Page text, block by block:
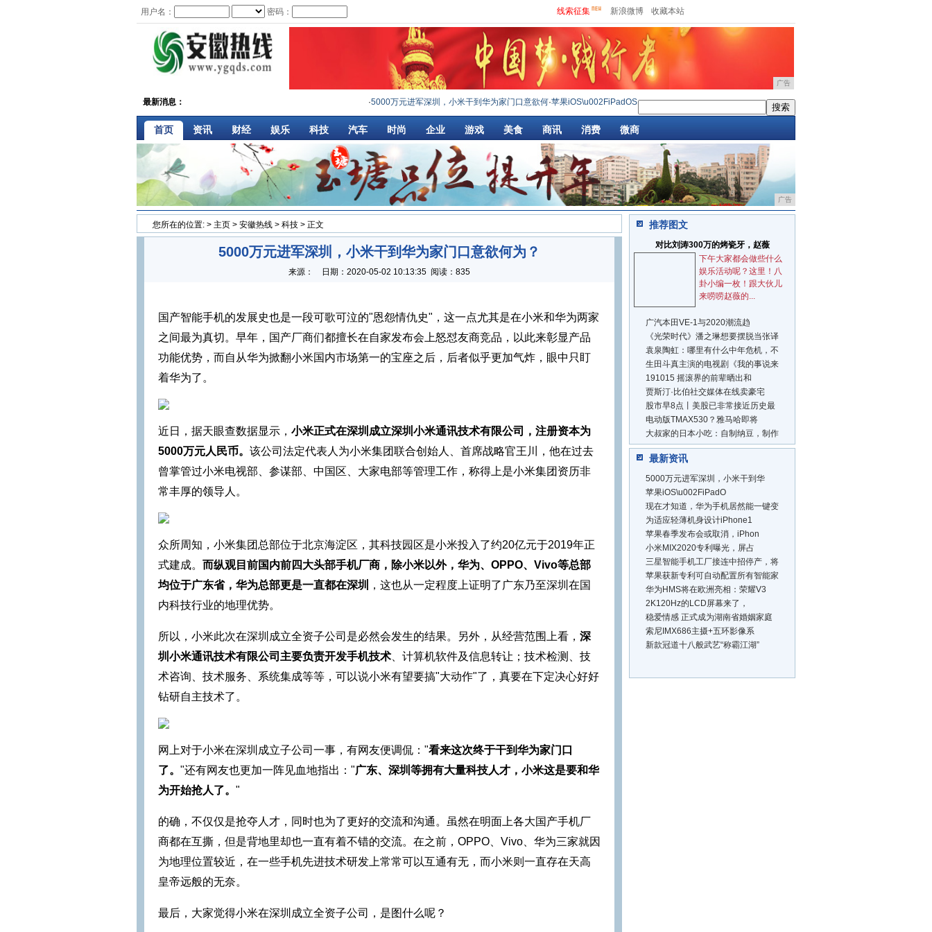
用户名： 密码： 线索征集 新浪微博 收藏本站
广告
最新消息： 5000万元进军深圳，小米干到华为家门口意欲何·苹果iOS\u002FiPadOS13.4开发·现在才知道，华为手机居然能一键变翻译机！难道我
首页 资讯 财经 娱乐 科技 汽车 时尚 企业 游戏 美食 商讯 消费 微商
广告
您所在的位置: > 主页 > 安徽热线 > 科技 > 正文
5000万元进军深圳，小米干到华为家门口意欲何为？
来源： 日期： 2020-05-02 10:13:35 阅读：835
国产智能手机的发展史也是一段可歌可泣的"恩怨情仇史"，这一点尤其是在小米和华为两家
之间最为真切。早年，国产厂商们都擅长在自家发布会上怒怼友商竞品，以此来彰显产品
功能优势，而自从华为掀翻小米国内市场第一的宝座之后，后者似乎更加气炸，眼中只盯
着华为了。
近日，据天眼查数据显示， 小米正式在深圳成立深圳小米通讯技术有限公司，注册资本为
5000万元人民币。 该公司法定代表人为小米集团联合创始人、首席战略官王川，他在过去
曾掌管过小米电视部、参谋部、中国区、大家电部等管理工作，称得上是小米集团资历非
常丰厚的领导人。
众所周知，小米集团总部位于北京海淀区，其科技园区是小米投入了约20亿元于2019年正
式建成。 而纵观目前国内前四大头部手机厂商，除小米以外，华为、OPPO、Vivo等总部
均位于广东省，华为总部更是一直都在深圳
，这也从一定程度上证明了广东乃至深圳在国
内科技行业的地理优势。
所以，小米此次在深圳成立全资子公司是必然会发生的结果。另外，从经营范围上看， 深
圳小米通讯技术有限公司主要负责开发手机技术 、计算机软件及信息转让；技术检测、技
术咨询、技术服务、系统集成等等，可以说小米有望要搞"大动作"了，真要在下定决心好好
钻研自主技术了。
网上对于小米在深圳成立子公司一事，有网友便调侃："看来这次终于干到华为家门口
了。 "还有网友也更加一阵见血地指出："广东、深圳等拥有大量科技人才，小米这是要和华
为开始抢人了。 "
的确，不仅仅是抢夺人才，同时也为了更好的交流和沟通。虽然在明面上各大国产手机厂
商都在互撕，但是背地里却也一直有着不错的交流。在之前，OPPO、Vivo、华为三家就因
为地理位置较近，在一些手机先进技术研发上常常可以互通有无，而小米则一直存在天高
皇帝远般的无奈。
最后，大家觉得小米在深圳成立全资子公司，是图什么呢？
推荐图文
对比刘涛300万的烤瓷牙，赵薇
下午大家都会做些什么
娱乐活动呢？这里！八
卦小编一枚！跟大伙儿
来唠唠赵薇的...
广汽本田VE-1与2020潮流趋
《光荣时代》潘之琳想要摆脱当张译
袁泉陶虹：哪里有什么中年危机，不
生田斗真主演的电视剧《我的事说来
191015 摇滚界的前辈晒出和
贾斯汀·比伯社交媒体在线卖豪宅
股市早8点丨美股已非常接近历史最
电动版TMAX530？雅马哈即将
大叔家的日本小吃：自制纳豆，制作
最新资讯
5000万元进军深圳，小米干到华
苹果iOS\u002FiPadO
现在才知道，华为手机居然能一键变
为适应轻薄机身设计iPhone1
苹果春季发布会或取消，iPhon
小米MIX2020专利曝光，屏占
三星智能手机工厂接连中招停产，将
苹果获新专利可自动配置所有智能家
华为HMS将在欧洲亮相：荣耀V3
2K120Hz的LCD屏幕来了，
稳爱情感 正式成为湖南省婚姻家庭
索尼IMX686主摄+五环影像系
新款冠道十八般武艺“称霸江湖”